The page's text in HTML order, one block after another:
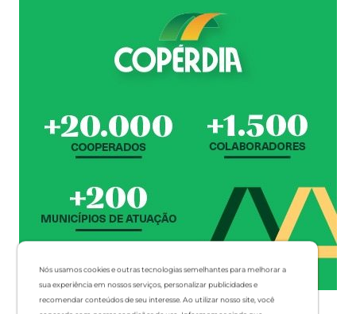
Nós usamos cookies e outras tecnologias semelhantes para melhorar a
sua experiência em nossos serviços, personalizar publicidades e
recomendar conteúdos de seu interesse. Ao utilizar nosso site, você